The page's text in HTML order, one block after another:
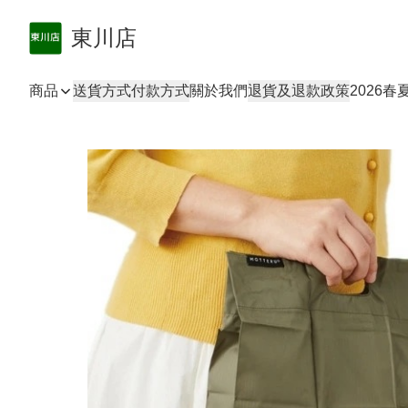
東川店
商品 送貨方式付款方式關於我們退貨及退款政策2026春